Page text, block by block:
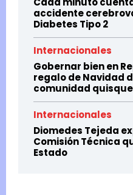
accidente
Diabetes Tipo 2
Internacionales
Gobernar bien en
regalo de Navidad
comunidad
Internacionales
Diomedes Tejeda
Comisión Técnica
Estado